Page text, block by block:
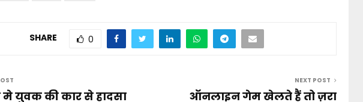
SHARE 0
युवक की कार से हादसा
NEXT POST
ऑनलाइन गेम खेलते हैं तो ज़रा